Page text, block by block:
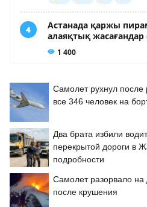
Самолет рухнул после
все 346 человек на
Два брата избили
перекрытой дороги в
подробности
Самолет разорвало на
после крушения